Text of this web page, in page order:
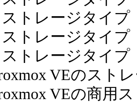
ストレージタイプ
ストレージタイプ
ストレージタイプ
VEのスト
VEの商用